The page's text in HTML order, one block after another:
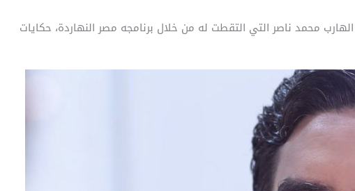
محمد ناصر التي التقطت له من خلال برنامجه مصر النهاردة، حكايات